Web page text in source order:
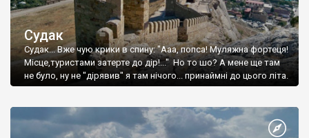
Судак
Судак... Вже чую крики в спину: "Ааа, попса! Муляжна фортеця!
Місце,туристами затерте до дір!..." Но то шо? А мене ще там
не було, ну не "дірявив" я там нічого... принаймні до цього літа.